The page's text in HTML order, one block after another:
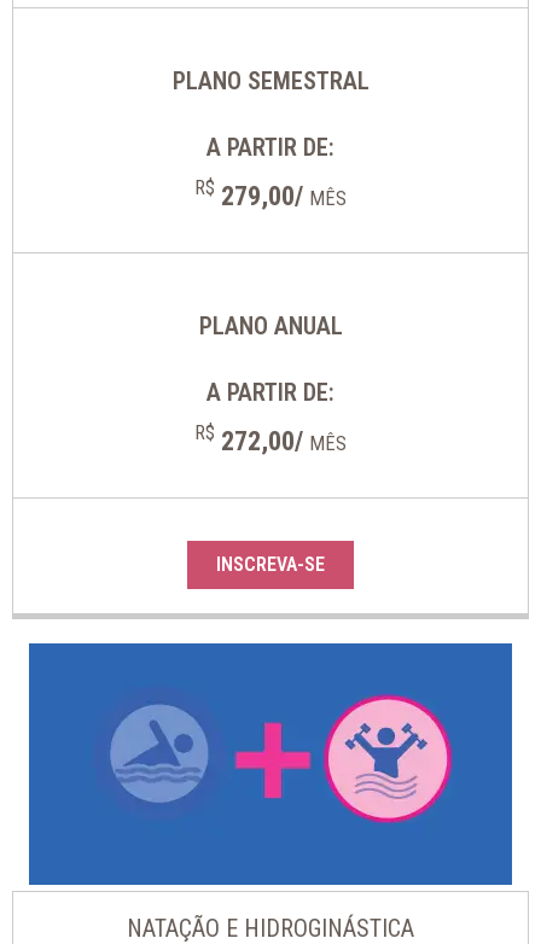
PLANO SEMESTRAL
A PARTIR DE:
R$ 279,00/ MÊS
PLANO ANUAL
A PARTIR DE:
R$ 272,00/ MÊS
INSCREVA-SE
NATAÇÃO E HIDROGINÁSTICA